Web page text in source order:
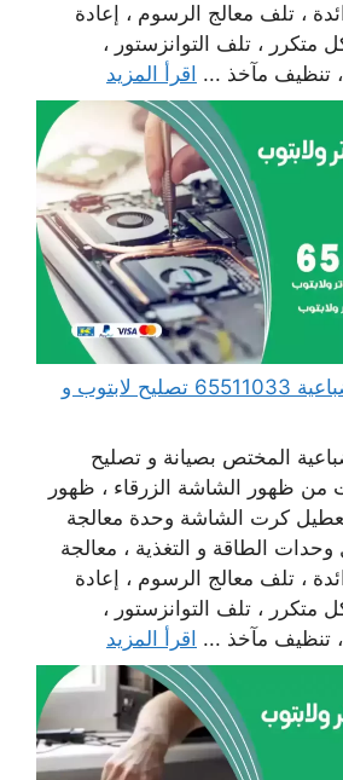
، تلف معالج الرسوم ، إعادة
متكرر ، تلف التوانزستور ،
، تنظيف مآخذ ... اقرأ المزيد
مهندس كمبيوتر الضباعية 65511033 تصليح لابتوب و
المختص بصيانة و تصليح
من ظهور الشاشة الزرقاء ، ظهور
كرت الشاشة وحدة معالجة
الطاقة و التغذية ، معالجة
، تلف معالج الرسوم ، إعادة
متكرر ، تلف التوانزستور ،
، تنظيف مآخذ ... اقرأ المزيد